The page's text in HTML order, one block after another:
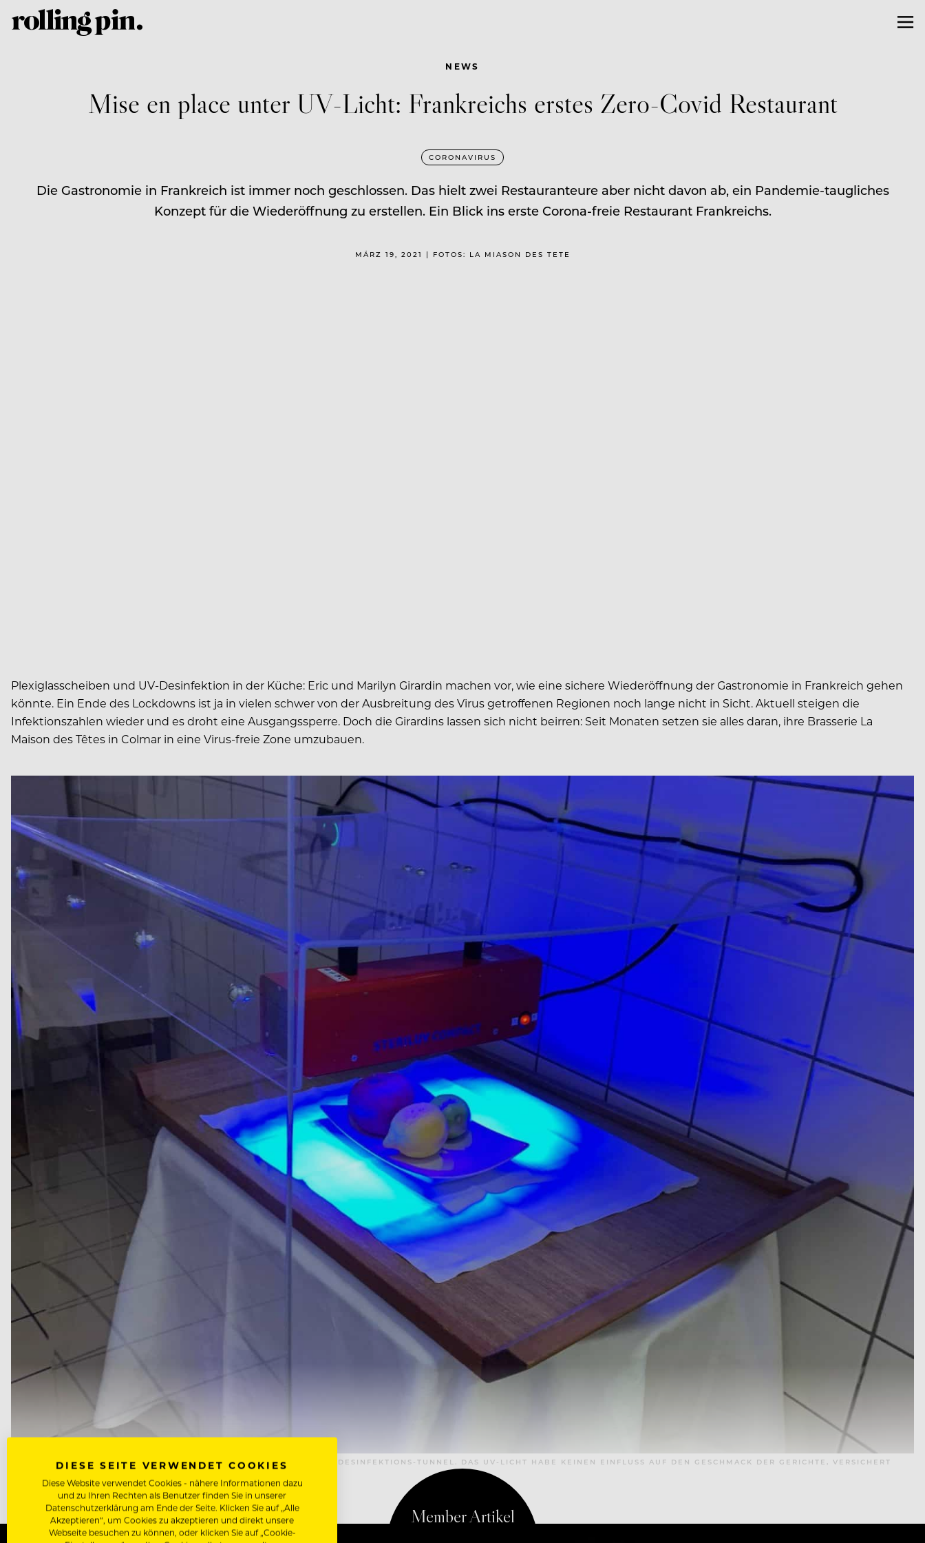
NEWS
Mise en place unter UV-Licht: Frankreichs erstes Zero-Covid Restaurant
CORONAVIRUS
Die Gastronomie in Frankreich ist immer noch geschlossen. Das hielt zwei Restauranteure aber nicht davon ab, ein Pandemie-taugliches
Konzept für die Wiederöffnung zu erstellen. Ein Blick ins erste Corona-freie Restaurant Frankreichs.
MÄRZ 19, 2021 | FOTOS: LA MIASON DES TETE
Plexiglasscheiben und UV-Desinfektion in der Küche: Eric und Marilyn Girardin machen vor, wie eine sichere Wiederöffnung der Gastronomie in Frankreich gehen
könnte. Ein Ende des Lockdowns ist ja in vielen schwer von der Ausbreitung des Virus getroffenen Regionen noch lange nicht in Sicht. Aktuell steigen die
Infektionszahlen wieder und es droht eine Ausgangssperre. Doch die Girardins lassen sich nicht beirren: Seit Monaten setzen sie alles daran, ihre Brasserie La
Maison des Têtes in Colmar in eine Virus-freie Zone umzubauen.
BEVOR JEDES GERICHT DIE KÜCHE VERLÄSST, MUSS ES DURCH DEN DESINFEKTIONS-TUNNEL. DAS UV-LICHT HABE KEINEN EINFLUSS AUF DEN GESCHMACK DER GERICHTE, VERSICHERT
DIESE SEITE VERWENDET COOKIES
Diese Website verwendet Cookies - nähere Informationen dazu
und zu Ihren Rechten als Benutzer finden Sie in unserer
Datenschutzerklärung am Ende der Seite. Klicken Sie auf „Alle
Akzeptieren“, um Cookies zu akzeptieren und direkt unsere
Webseite besuchen zu können, oder klicken Sie auf „Cookie-